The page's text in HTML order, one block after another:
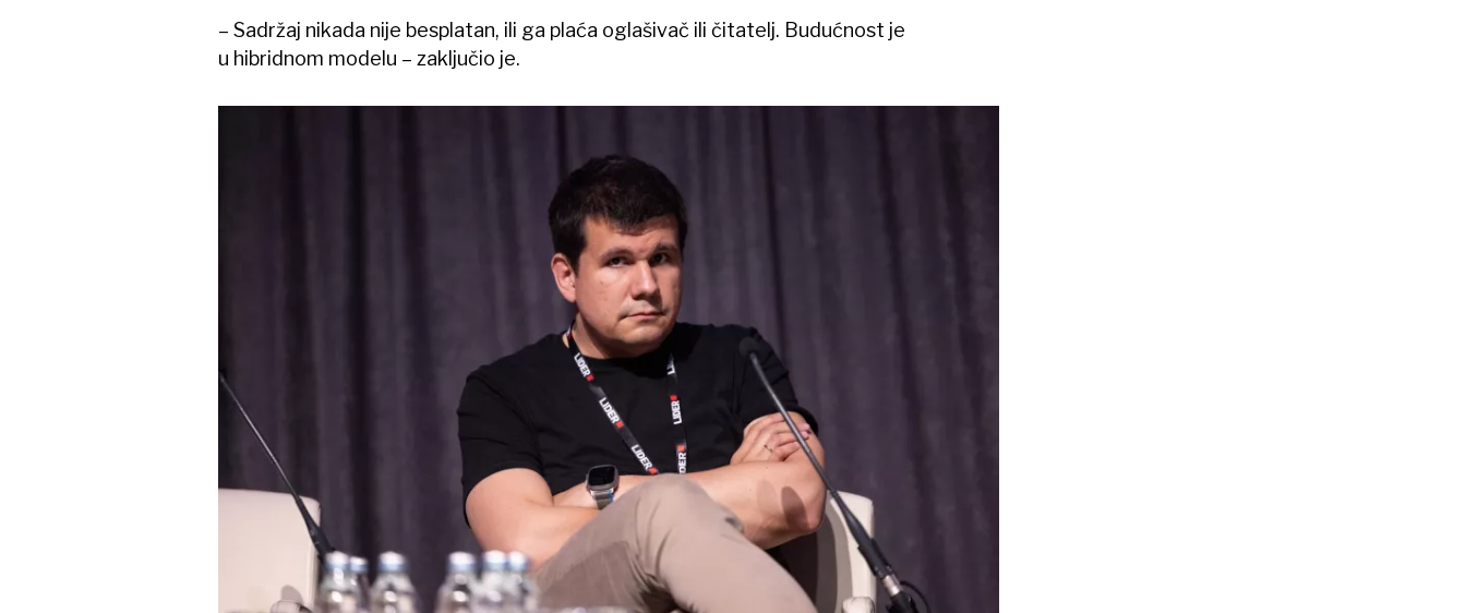
– Sadržaj nikada nije besplatan, ili ga plaća oglašivač ili čitatelj. Budućnost je
u hibridnom modelu – zaključio je.